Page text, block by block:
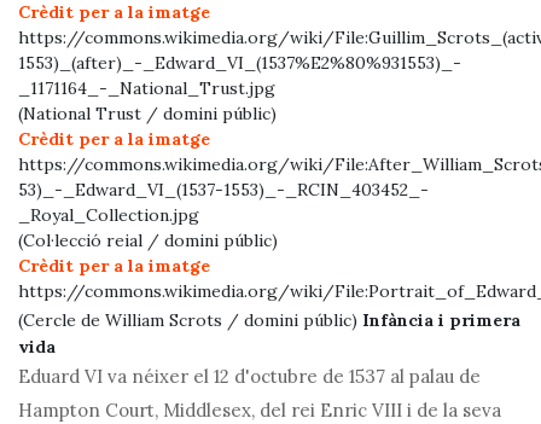
Crèdit per a la imatge
https://commons.wikimedia.org/wiki/
1553)_(after)_-_Edward_VI_(1537%E2%80%931553)_-
_1171164_-_National_Trust.jpg
(National Trust / domini públic)
Crèdit per a la imatge
https://commons.wikimedia.org/wiki/
53)_-_Edward_VI_(1537-1553)_-_RCIN_403452_-
_Royal_Collection.jpg
(Col·lecció reial / domini públic)
Crèdit per a la imatge
https://commons.wikimedia.org/wiki/
(Cercle de William Scrots / domini públic) Anterior
Pròxim
Infància i primera
vida
Eduard VI va néixer el 12 d'octubre de 1537 al palau de
Hampton Court, Middlesex, del rei Enric VIII i de la seva